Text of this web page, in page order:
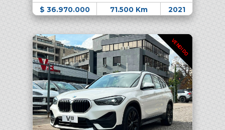
$ 36.970.000 71.500 Km 2021
VENDIDO